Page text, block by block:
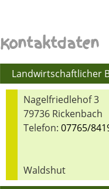
Kontaktdaten
Landwirtschaftlicher
Nagelfriedlehof 3
79736 Rickenbach
Telefon:07765/
Waldshut